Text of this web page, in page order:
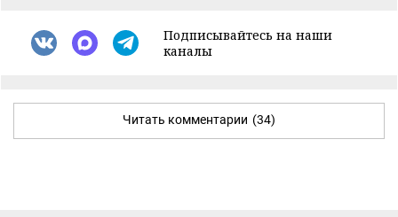
Подписывайтесь на наши
каналы
Читать комментарии (34)